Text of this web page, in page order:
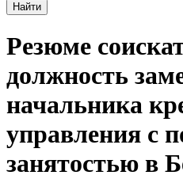
Найти
Резюме
должность
начальника
управления с
занятостью в